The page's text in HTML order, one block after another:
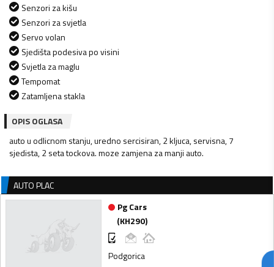
Senzori za kišu
Senzori za svjetla
Servo volan
Sjedišta podesiva po visini
Svjetla za maglu
Tempomat
Zatamljena stakla
OPIS OGLASA
auto u odlicnom stanju, uredno sercisiran, 2 kljuca, servisna, 7
sjedista, 2 seta tockova. moze zamjena za manji auto.
AUTO PLAC
Pg Cars
(KH290)
Podgorica